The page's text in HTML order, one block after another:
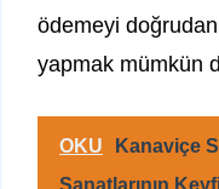
ödemeyi
yapmak mümkün
OKU
Kanaviçe
Sanatlarının